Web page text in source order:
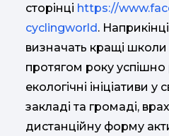
сторінці https://
cyclingworld.
визначать кращі школи
протягом року успішно
екологічні ініціативи
закладі та громаді,
дистанційну форму